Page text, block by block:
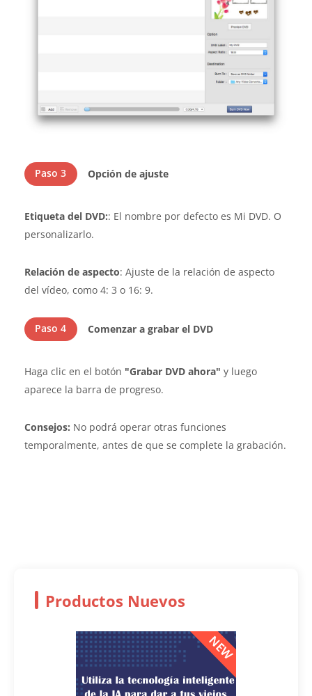
Paso 3 Opción de ajuste
Etiqueta del DVD:: El nombre por defecto es Mi DVD. O
personalizarlo.
Relación de aspecto: Ajuste de la relación de aspecto
del vídeo, como 4: 3 o 16: 9.
Paso 4 Comenzar a grabar el DVD
Haga clic en el botón "Grabar DVD ahora" y luego
aparece la barra de progreso.
Consejos: No podrá operar otras funciones
temporalmente, antes de que se complete la grabación.
Productos Nuevos